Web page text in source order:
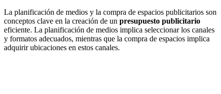
La planificación de medios y la compra de espacios publicitarios son
conceptos clave en la creación de un presupuesto publicitario
eficiente. La planificación de medios implica seleccionar los canales
y formatos adecuados, mientras que la compra de espacios implica
adquirir ubicaciones en estos canales.